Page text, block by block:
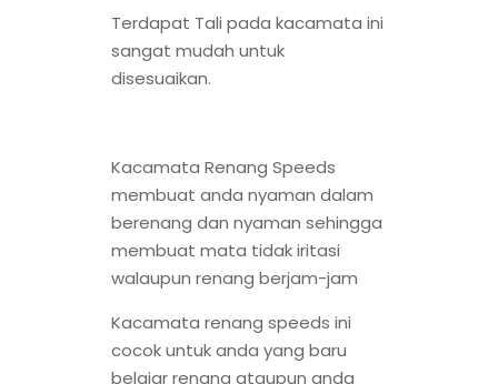
Terdapat Tali pada kacamata ini
sangat mudah untuk
disesuaikan.
Kacamata Renang Speeds
membuat anda nyaman dalam
berenang dan nyaman sehingga
membuat mata tidak iritasi
walaupun renang berjam-jam
Kacamata renang speeds ini
cocok untuk anda yang baru
belajar renang ataupun anda